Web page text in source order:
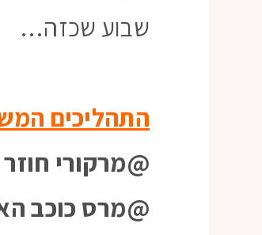
שבוע שכזה…
התהליכים
@מרקורי
@מרס כוכב